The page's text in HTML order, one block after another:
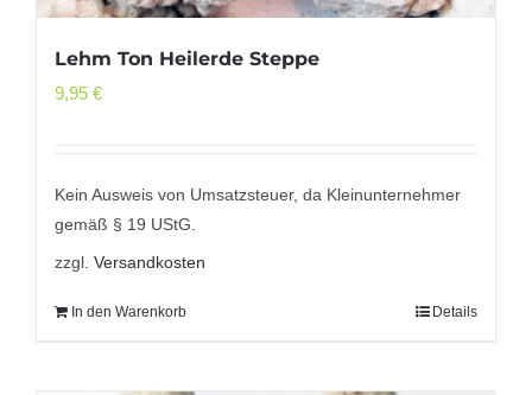
Lehm Ton Heilerde Steppe
9,95 €
Kein Ausweis von Umsatzsteuer, da Kleinunternehmer
gemäß § 19 UStG.
zzgl. Versandkosten
In den Warenkorb Details